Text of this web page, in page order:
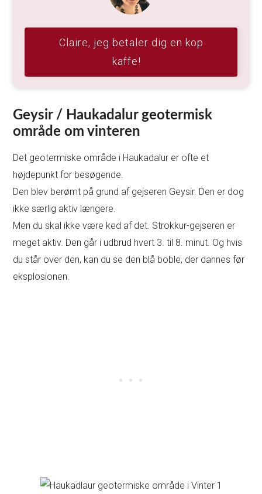
Claire, jeg betaler dig en kop
kaffe!
Geysir / Haukadalur geotermisk
område om vinteren
Det geotermiske område i Haukadalur er ofte et
højdepunkt for besøgende.
Den blev berømt på grund af gejseren Geysir. Den er dog
ikke særlig aktiv længere.
Men du skal ikke være ked af det. Strokkur-gejseren er
meget aktiv. Den går i udbrud hvert 3. til 8. minut. Og hvis
du står over den, kan du se den blå boble, der dannes før
eksplosionen.